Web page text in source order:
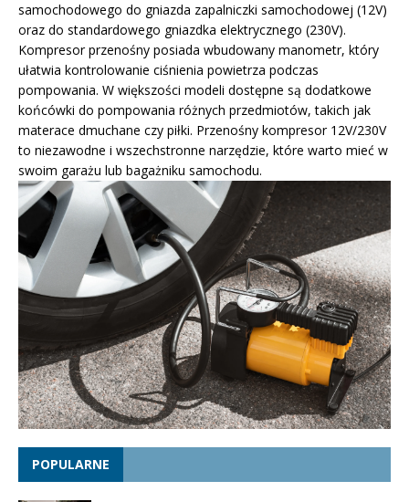
samochodowego do gniazda zapalniczki samochodowej (12V)
oraz do standardowego gniazdka elektrycznego (230V).
Kompresor przenośny posiada wbudowany manometr, który
ułatwia kontrolowanie ciśnienia powietrza podczas
pompowania. W większości modeli dostępne są dodatkowe
końcówki do pompowania różnych przedmiotów, takich jak
materace dmuchane czy piłki. Przenośny kompresor 12V/230V
to niezawodne i wszechstronne narzędzie, które warto mieć w
swoim garażu lub bagażniku samochodu.
POPULARNE